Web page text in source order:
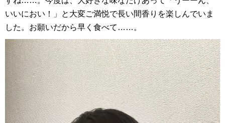
いいにおい！」と大変ご満悦で長い間香りを楽しんでいま
した。お願いだから早く食べて……。